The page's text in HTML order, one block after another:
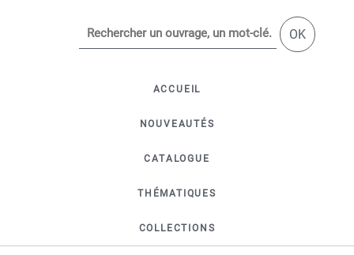
OK
ACCUEIL
NOUVEAUTÉS
CATALOGUE
THÉMATIQUES
COLLECTIONS